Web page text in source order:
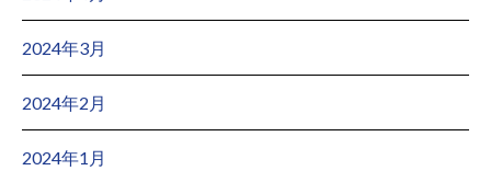
2024年3月
2024年2月
2024年1月